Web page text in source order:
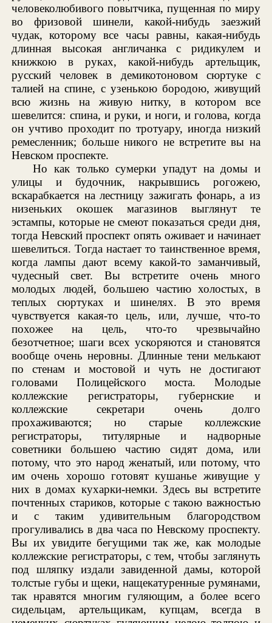
человеколюбивого повытчика, пущенная по миру
во фризовой шинели, какой-нибудь заезжий
чудак, которому все часы равны, какая-нибудь
длинная высокая англичанка с ридикулем и
книжкою в руках, какой-нибудь артельщик,
русский человек в демикотоновом сюртуке с
талией на спине, с узенькою бородою, живущий
всю жизнь на живую нитку, в котором все
шевелится: спина, и руки, и ноги, и голова, когда
он учтиво проходит по тротуару, иногда низкий
ремесленник; больше никого не встретите вы на
Невском проспекте.
Но как только сумерки упадут на домы и
улицы и будочник, накрывшись рогожею,
вскарабкается на лестницу зажигать фонарь, а из
низеньких окошек магазинов выглянут те
эстампы, которые не смеют показаться среди дня,
тогда Невский проспект опять оживает и начинает
шевелиться. Тогда настает то таинственное время,
когда лампы дают всему какой-то заманчивый,
чудесный свет. Вы встретите очень много
молодых людей, большею частию холостых, в
теплых сюртуках и шинелях. В это время
чувствуется какая-то цель, или, лучше, что-то
похожее на цель, что-то чрезвычайно
безотчетное; шаги всех ускоряются и становятся
вообще очень неровны. Длинные тени мелькают
по стенам и мостовой и чуть не достигают
головами Полицейского моста. Молодые
коллежские регистраторы, губернские и
коллежские секретари очень долго
прохаживаются; но старые коллежские
регистраторы, титулярные и надворные
советники большею частию сидят дома, или
потому, что это народ женатый, или потому, что
им очень хорошо готовят кушанье живущие у
них в домах кухарки-немки. Здесь вы встретите
почтенных стариков, которые с такою важностью
и с таким удивительным благородством
прогуливались в два часа по Невскому проспекту.
Вы их увидите бегущими так же, как молодые
коллежские регистраторы, с тем, чтобы заглянуть
под шляпку издали завиденной дамы, которой
толстые губы и щеки, нащекатуренные румянами,
так нравятся многим гуляющим, а более всего
сидельцам, артельщикам, купцам, всегда в